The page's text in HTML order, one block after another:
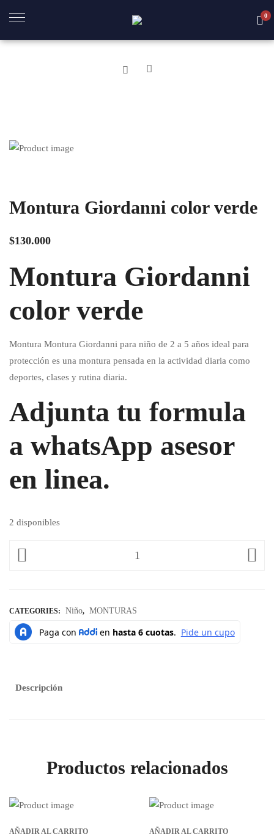
0
Montura Giordanni color verde
$130.000
Montura Giordanni
color verde
Montura Montura Giordanni para niño de 2 a 5 años ideal para
protección es una montura pensada en la actividad diaria como
deportes, clases y rutina diaria.
Adjunta tu formula
a whatsApp asesor
en linea.
2 disponibles
CATEGORIES: Niño, MONTURAS
Descripción
Productos relacionados
AÑADIR AL CARRITO AÑADIR AL CARRITO